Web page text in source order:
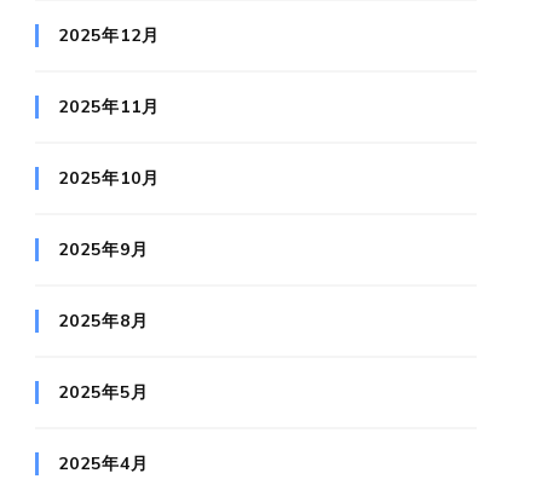
2025年12月
2025年11月
2025年10月
2025年9月
2025年8月
2025年5月
2025年4月